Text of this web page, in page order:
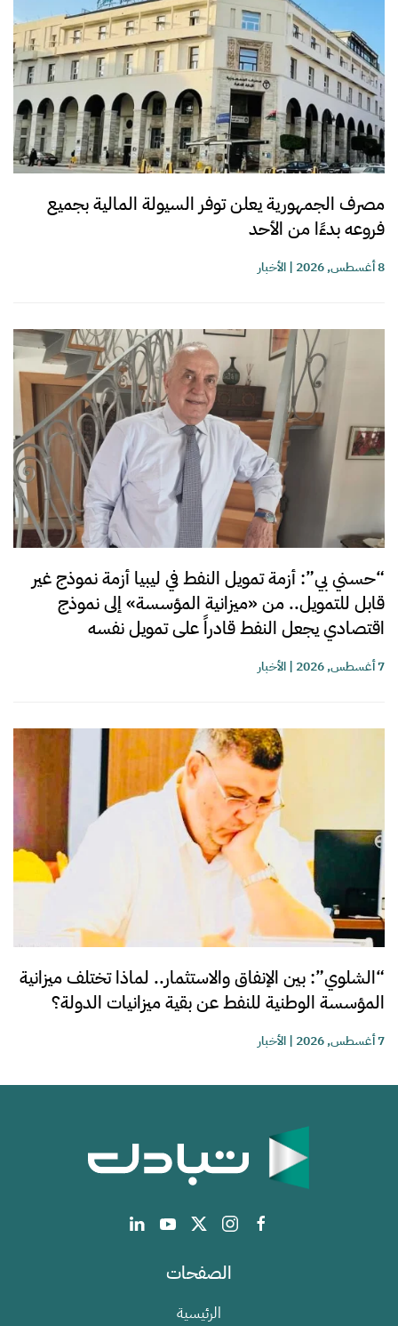
مصرف الجمهورية يعلن توفر السيولة المالية بجميع
فروعه بدءًا من الأحد
8 أغسطس, 2026 |الأخبار
“حسني بي”: أزمة تمويل النفط في ليبيا أزمة نموذج غير
قابل للتمويل.. من «ميزانية المؤسسة» إلى نموذج
اقتصادي يجعل النفط قادراً على تمويل نفسه
7 أغسطس, 2026 |الأخبار
“الشلوي”: بين الإنفاق والاستثمار.. لماذا تختلف ميزانية
المؤسسة الوطنية للنفط عن بقية ميزانيات الدولة؟
7 أغسطس, 2026 |الأخبار
الصفحات
الرئيسية